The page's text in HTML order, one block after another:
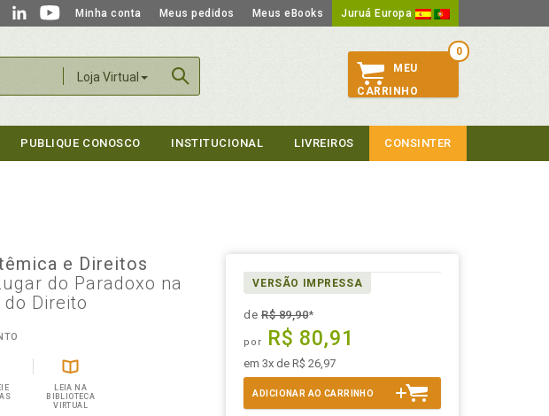
Minha conta Meus pedidos Meus eBooks Juruá Europa
Loja Virtual
0
MEU
CARRINHO
PUBLIQUE CONOSCO INSTITUCIONAL LIVREIROS CONSINTER
e Direitos
do Paradoxo na
Direito
LEIA NA
BIBLIOTECA
VIRTUAL
VERSÃO IMPRESSA
deR$ 89,90*
por R$ 80,91
em 3x de R$ 26,97
ADICIONAR AO CARRINHO